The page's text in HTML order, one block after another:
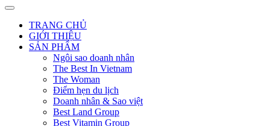
TRANG CHỦ
GIỚI THIỆU
SẢN PHẨM
Ngôi sao doanh nhân
The Best In Vietnam
The Woman
Điểm hẹn du lịch
Doanh nhân & Sao việt
Best Land Group
Best Vitamin Group